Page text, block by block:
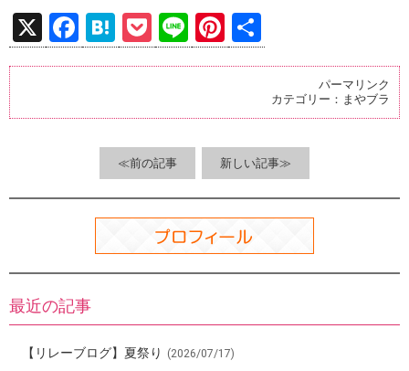
X
F
a
b
k
H
at
n
a
P
o
et
Li
n
Pi
nt
es
t
有
パーマリンク
カテゴリー： まやブラ
≪前の記事 新しい記事≫
最近の記事
【リレーブログ】夏祭り (2026/07/17)